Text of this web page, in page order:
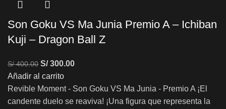
Son Goku VS Ma Junia Premio A – Ichiban
Kuji – Dragon Ball Z
S/400.00 S/300.00
Añadir al carrito
Revible Moment - Son Goku VS Ma Junia - Premio A ¡El
candente duelo se reaviva! ¡Una figura que representa la